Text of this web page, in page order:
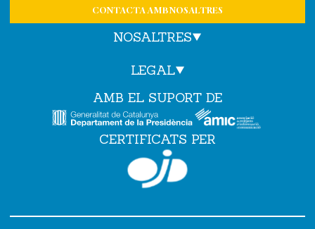
CONTACTA AMB NOSALTRES
NOSALTRES
LEGAL
AMB EL SUPORT DE
CERTIFICATS PER